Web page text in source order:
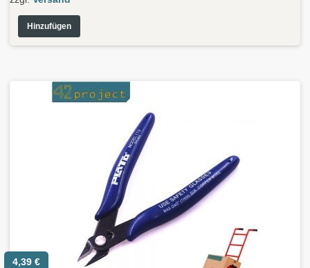
Hinzufügen
4,39 €